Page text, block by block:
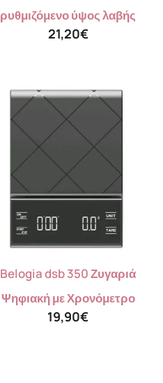
ρυθμιζόμενο ύψος λαβής
21,20€
Belogia dsb 350 Ζυγαριά
Ψηφιακή με Χρονόμετρο
19,90€